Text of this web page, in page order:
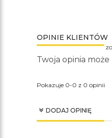
OPINIE KLIENTÓW
Twoja opinia może
Pokazuje 0-0 z 0 opinii
DODAJ OPINIĘ